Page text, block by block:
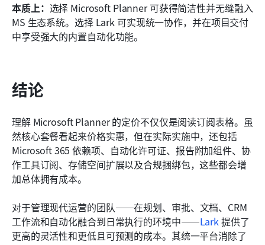
本质上： 选择 Microsoft Planner 可获得简洁性并无缝融入
MS 生态系统。选择 Lark 可实现统一协作，并在项目交付
中享受强大的内置自动化功能。
结论
理解 Microsoft Planner 的定价不仅仅是阅读订阅表格。虽
然核心套餐看起来价格实惠，但在实际实施中，还包括
Microsoft 365 依赖项、自动化许可证、报告附加组件、协
作工具订阅、存储空间扩展以及合规捆绑包，这些都会增
加总体拥有成本。
对于管理现代运营的团队——在规划、审批、文档、CRM
工作流和自动化融合到日常执行的环境中——Lark 提供了
更高的灵活性和更低且可预测的成本。其统一平台消除了